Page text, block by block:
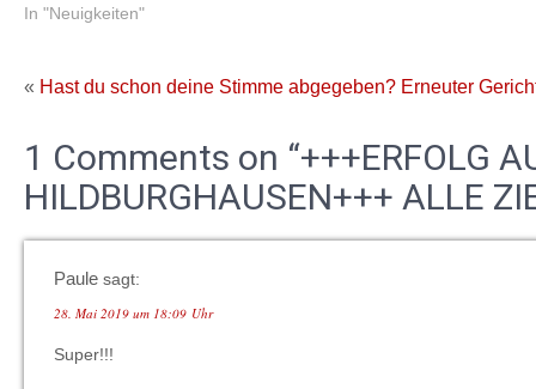
In "Neuigkeiten"
« Hast du schon deine Stimme abgegeben? Erneuter
1 Comments on “+++ERFOLG
HILDBURGHAUSEN+++ ALLE
Paule sagt:
28. Mai 2019 um 18:09 Uhr
Super!!!